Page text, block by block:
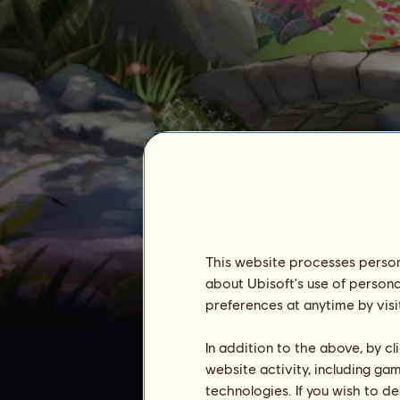
Tjänstgöringstid :
3579 dagar
Reserv :
1 778 862
Ägarhistorik
This website processes
about Ubisoft's use of
preferences at anytime by
In addition to the above, by
website activity, including
technologies. If you wish to